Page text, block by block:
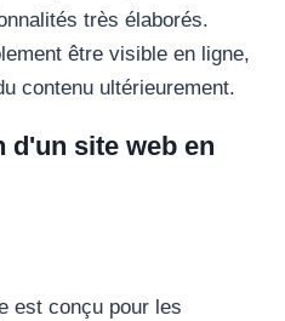
très élaborés.
être visible en ligne,
contenu ultérieurement.
d'un site web en
est conçu pour les